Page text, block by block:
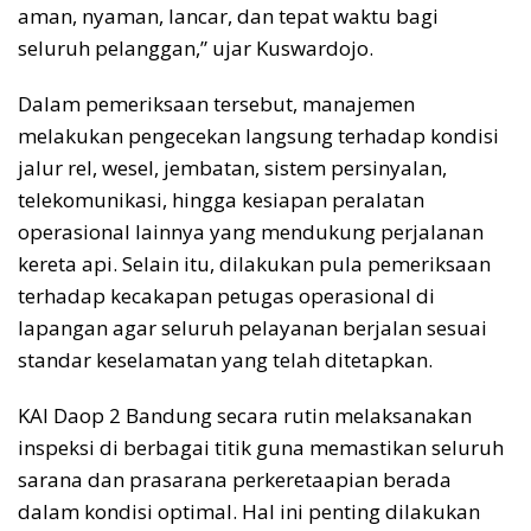
aman, nyaman, lancar, dan tepat waktu bagi
seluruh pelanggan,” ujar Kuswardojo.
Dalam pemeriksaan tersebut, manajemen
melakukan pengecekan langsung terhadap kondisi
jalur rel, wesel, jembatan, sistem persinyalan,
telekomunikasi, hingga kesiapan peralatan
operasional lainnya yang mendukung perjalanan
kereta api. Selain itu, dilakukan pula pemeriksaan
terhadap kecakapan petugas operasional di
lapangan agar seluruh pelayanan berjalan sesuai
standar keselamatan yang telah ditetapkan.
KAI Daop 2 Bandung secara rutin melaksanakan
inspeksi di berbagai titik guna memastikan seluruh
sarana dan prasarana perkeretaapian berada
dalam kondisi optimal. Hal ini penting dilakukan